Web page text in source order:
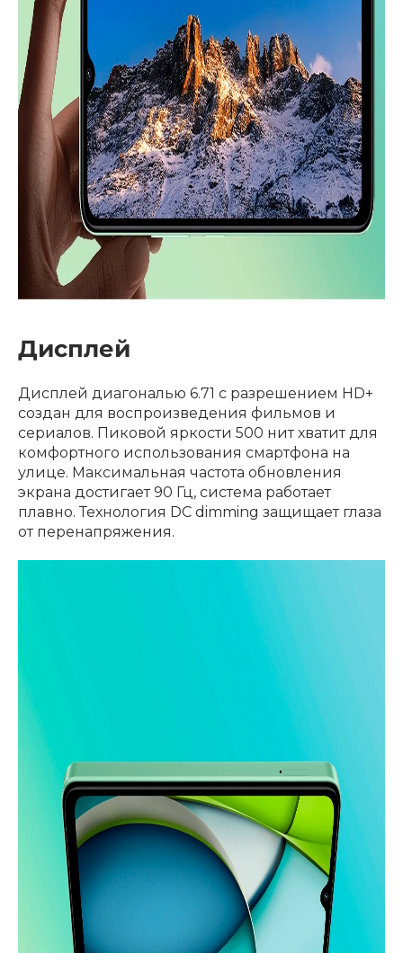
Дисплей
Дисплей диагональю 6.71 с разрешением HD+
создан для воспроизведения фильмов и
сериалов. Пиковой яркости 500 нит хватит для
комфортного использования смартфона на
улице. Максимальная частота обновления
экрана достигает 90 Гц, система работает
плавно. Технология DC dimming защищает глаза
от перенапряжения.